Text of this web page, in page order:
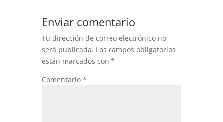
Enviar comentario
Tu dirección de correo electrónico no
será publicada. Los campos obligatorios
están marcados con *
Comentario *